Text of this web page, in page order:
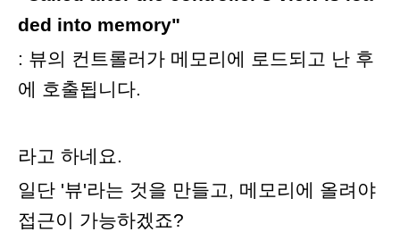
ded into memory"
: 뷰의 컨트롤러가 메모리에 로드되고 난 후
에 호출됩니다.
라고 하네요.
일단 '뷰'라는 것을 만들고, 메모리에 올려야
접근이 가능하겠죠?